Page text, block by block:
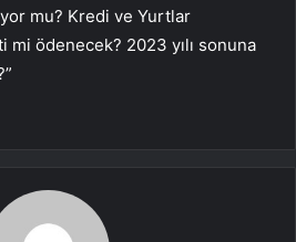
mu? Kredi ve Yurtlar
mi ödenecek? 2023 yılı sonuna